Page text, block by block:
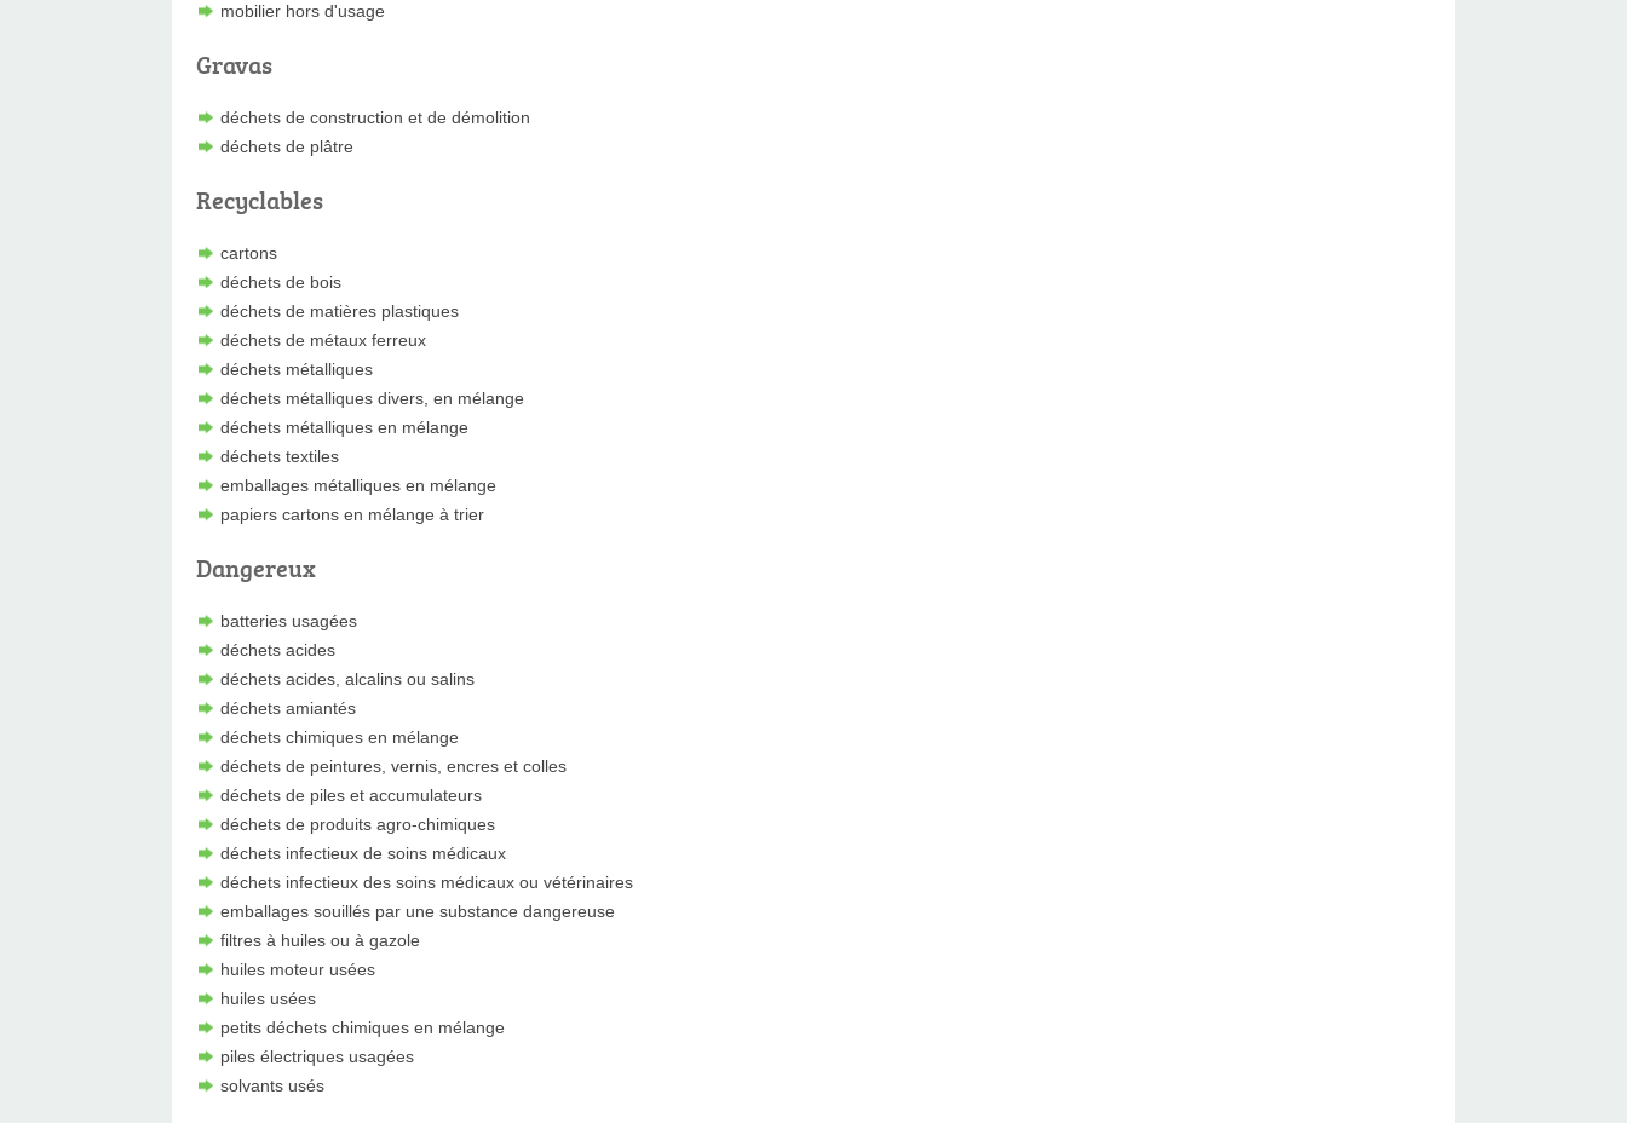
mobilier hors d'usage
Gravas
déchets de construction et de démolition
déchets de plâtre
Recyclables
cartons
déchets de bois
déchets de matières plastiques
déchets de métaux ferreux
déchets métalliques
déchets métalliques divers, en mélange
déchets métalliques en mélange
déchets textiles
emballages métalliques en mélange
papiers cartons en mélange à trier
Dangereux
batteries usagées
déchets acides
déchets acides, alcalins ou salins
déchets amiantés
déchets chimiques en mélange
déchets de peintures, vernis, encres et colles
déchets de piles et accumulateurs
déchets de produits agro-chimiques
déchets infectieux de soins médicaux
déchets infectieux des soins médicaux ou vétérinaires
emballages souillés par une substance dangereuse
filtres à huiles ou à gazole
huiles moteur usées
huiles usées
petits déchets chimiques en mélange
piles électriques usagées
solvants usés